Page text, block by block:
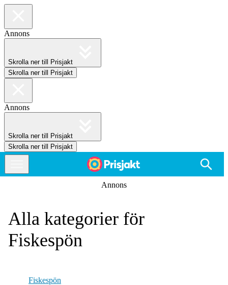
Annons
Skrolla ner till Prisjakt
Skrolla ner till Prisjakt
Annons
Skrolla ner till Prisjakt
Skrolla ner till Prisjakt
Annons
Alla kategorier för
Fiskespön
Fiskespön